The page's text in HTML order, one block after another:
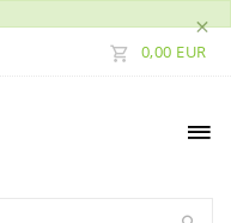
×
0,00 EUR